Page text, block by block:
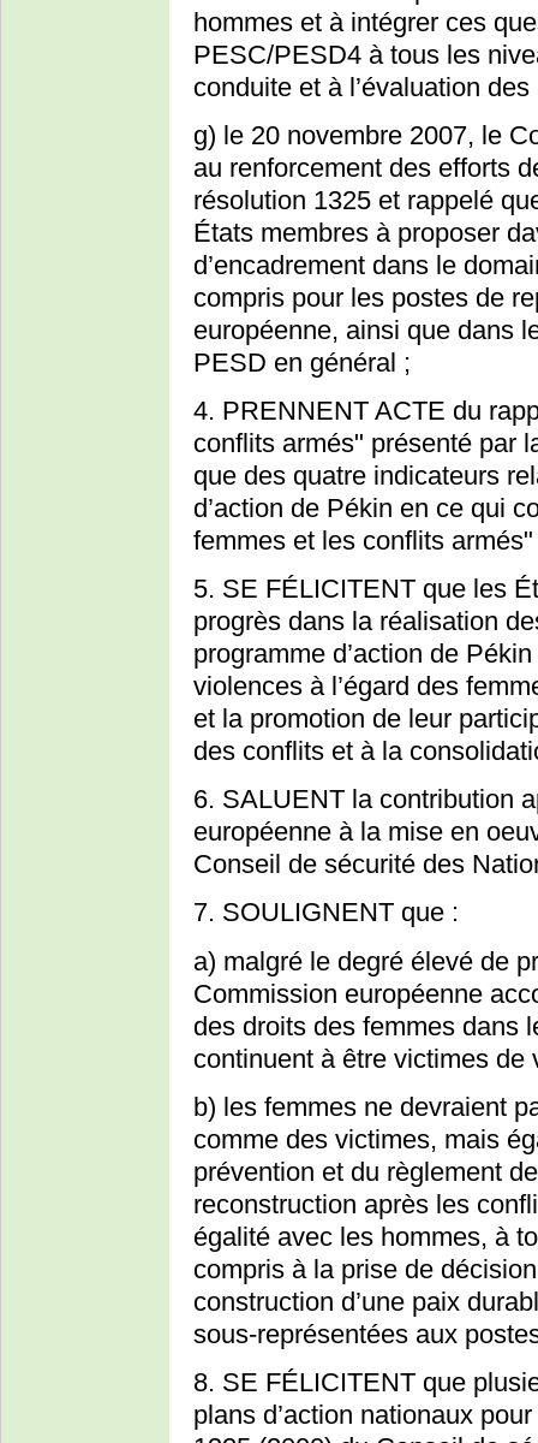
hommes et à intégrer ces
PESC/PESD4 à tous les
conduite et à l’évaluation
g) le 20 novembre 2007, le
au renforcement des efforts
résolution 1325 et rappelé
États membres à proposer
d’encadrement dans le
compris pour les postes de
européenne, ainsi que dans
PESD en général ;
4. PRENNENT ACTE du
conflits armés" présenté par
que des quatre indicateurs
d’action de Pékin en ce qui
femmes et les conflits
5. SE FÉLICITENT que les
progrès dans la réalisation
programme d’action de
violences à l’égard des
et la promotion de leur
des conflits et à la
6. SALUENT la contribution
européenne à la mise en
Conseil de sécurité des
7. SOULIGNENT que :
a) malgré le degré élevé de
Commission européenne
des droits des femmes dans
continuent à être victimes de
b) les femmes ne devraient
comme des victimes, mais
prévention et du règlement
reconstruction après les
égalité avec les hommes, à
compris à la prise de
construction d’une paix
sous-représentées aux
8. SE FÉLICITENT que
plans d’action nationaux